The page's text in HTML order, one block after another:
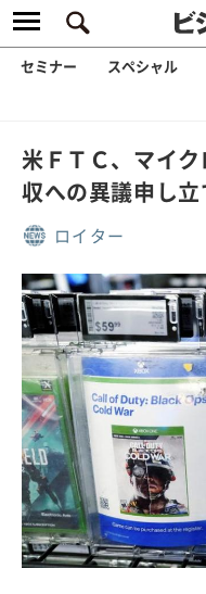
セミナー スペシャル
米ＦＴＣ、マイ
収への異議申し
ロイター